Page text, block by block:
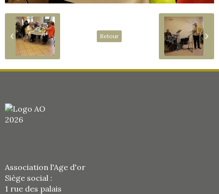
Retour
Association l'Age d'or
Siège social :
1 rue des palais